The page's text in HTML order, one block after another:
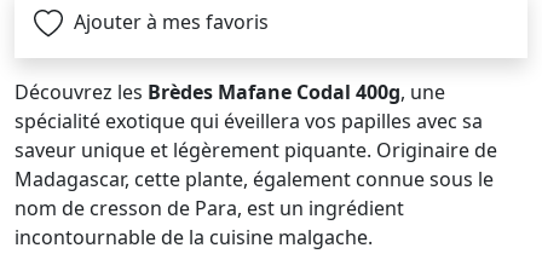
Ajouter à mes favoris
Découvrez les Brèdes Mafane Codal 400g, une
spécialité exotique qui éveillera vos papilles avec sa
saveur unique et légèrement piquante. Originaire de
Madagascar, cette plante, également connue sous le
nom de cresson de Para, est un ingrédient
incontournable de la cuisine malgache.